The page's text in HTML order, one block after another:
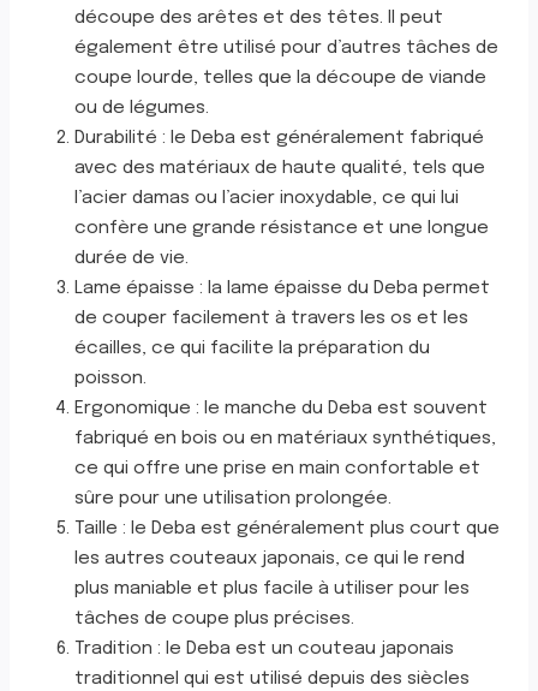
découpe des arêtes et des têtes. Il peut
également être utilisé pour d’autres tâches de
coupe lourde, telles que la découpe de viande
ou de légumes.
Durabilité : le Deba est généralement fabriqué
avec des matériaux de haute qualité, tels que
l’acier damas ou l’acier inoxydable, ce qui lui
confère une grande résistance et une longue
durée de vie.
Lame épaisse : la lame épaisse du Deba permet
de couper facilement à travers les os et les
écailles, ce qui facilite la préparation du
poisson.
Ergonomique : le manche du Deba est souvent
fabriqué en bois ou en matériaux synthétiques,
ce qui offre une prise en main confortable et
sûre pour une utilisation prolongée.
Taille : le Deba est généralement plus court que
les autres couteaux japonais, ce qui le rend
plus maniable et plus facile à utiliser pour les
tâches de coupe plus précises.
Tradition : le Deba est un couteau japonais
traditionnel qui est utilisé depuis des siècles